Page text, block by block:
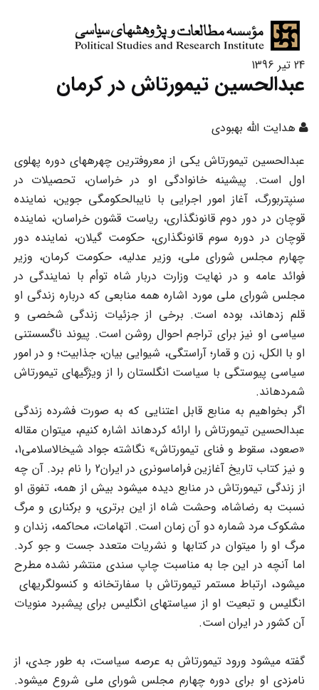
24 تیر 1396
عبدالحسین تیمورتاش در کرمان
هدایت الله بهبودی
عبدالحسین تیمورتاش یکی از معروفترین چهرههای دوره پهلوی
اول است. پیشینه خانوادگی او در خراسان، تحصیلات در
سنپتربورگ، آغاز امور اجرایی با نایبالحکومگی جوین، نماینده
قوچان در دور دوم قانونگذاری، ریاست قشون خراسان، نماینده
قوچان در دوره سوم قانونگذاری، حکومت گیلان، نماینده دور
چهارم مجلس شورای ملی، وزیر عدلیه، حکومت کرمان، وزیر
فوائد عامه و در نهایت وزارت دربار شاه توأم با نمایندگی در
مجلس شورای ملی مورد اشاره همه منابعی که درباره زندگی او
قلم زدهاند، بوده است. برخی از جزئیات زندگی شخصی و
سیاسی او نیز برای تراجم احوال روشن است. پیوند ناگسستنی
او با الکل، زن و قمار؛ آراستگی، شیوایی بیان، جذابیت؛ و در امور
سیاسی پیوستگی با سیاست انگلستان را از ویژگیهای تیمورتاش
شمردهاند.
اگر بخواهیم به منابع قابل اعتنایی که به صورت فشرده زندگی
عبدالحسین تیمورتاش را ارائه کردهاند اشاره کنیم، میتوان مقاله
«صعود، سقوط و فنای تیمورتاش» نگاشته جواد شیخالاسلامی1،
و نیز کتاب تاریخ آغازین فراماسونری در ایران2 را نام برد. آن چه
از زندگی تیمورتاش در منابع دیده میشود بیش از همه، تفوق او
نسبت به رضاشاه، وحشت شاه از این برتری، و برکناری و مرگ
مشکوک مرد شماره دو آن زمان است. اتهامات، محاکمه، زندان و
مرگ او را میتوان در کتابها و نشریات متعدد جست و جو کرد.
اما آنچه در این جا به مناسبت چاپ سندی منتشر نشده مطرح
میشود، ارتباط مستمر تیمورتاش با سفارتخانه و کنسولگریهای
انگلیس و تبعیت او از سیاستهای انگلیس برای پیشبرد منویات
آن کشور در ایران است.
گفته میشود ورود تیمورتاش به عرصه سیاست، به طور جدی، از
نامزدی او برای دوره چهارم مجلس شورای ملی شروع میشود.